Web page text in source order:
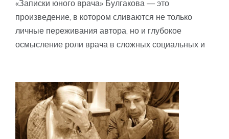
«Записки юного врача» Булгакова — это
произведение, в котором сливаются не только
личные переживания автора, но и глубокое
осмысление роли врача в сложных социальных и